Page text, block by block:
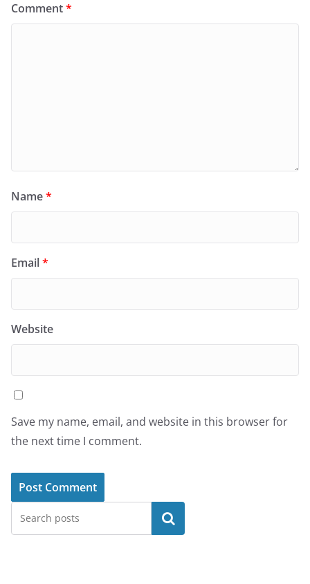
Comment*
Name*
Email*
Website
Save my name, email, and website in this browser for
the next time I comment.
Search